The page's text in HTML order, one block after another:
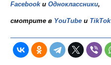
Facebookи Одноклассники,
смотрите в YouTube и TikTok